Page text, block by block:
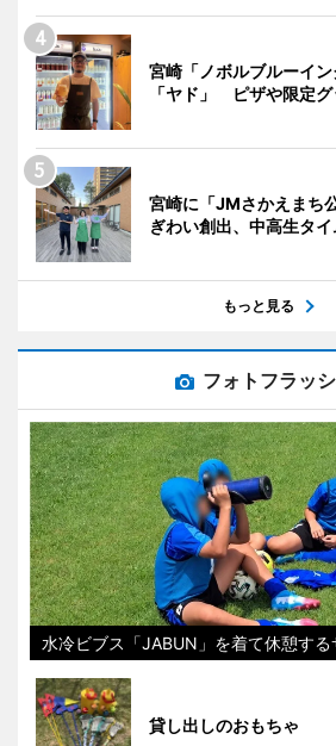
宮崎「ノボルブルーイ
「ヤド」 ピザや限定グ
宮崎に「JMさかえまち
ぎわい創出、中高生タイ
もっと見る
フォトフラッ
水冷ビブス「JABUN」を着て休憩す
貸し出しのおもちゃ